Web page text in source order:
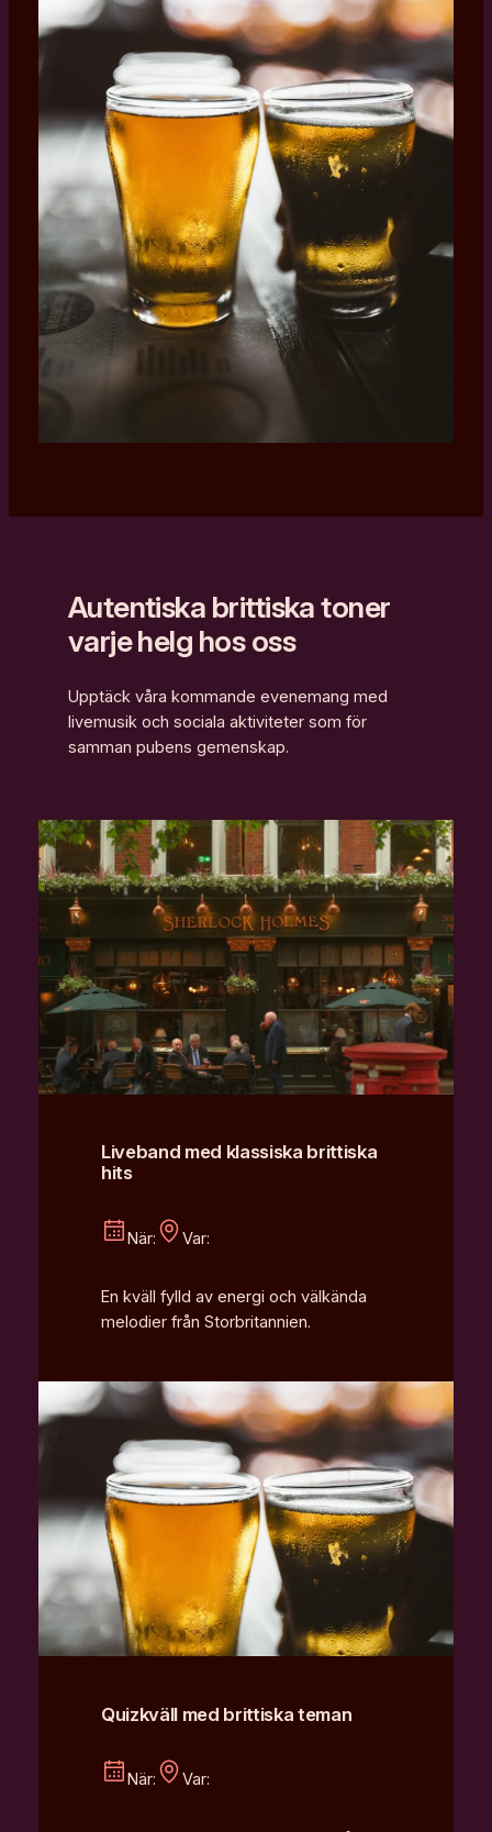
Autentiska brittiska toner
varje helg hos oss
Upptäck våra kommande evenemang med
livemusik och sociala aktiviteter som för
samman pubens gemenskap.
Liveband med klassiska brittiska
hits
När: Var:
En kväll fylld av energi och välkända
melodier från Storbritannien.
Quizkväll med brittiska teman
När: Var: